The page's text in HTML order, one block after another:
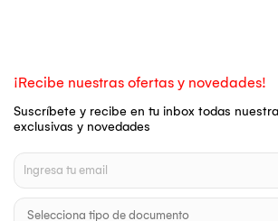
¡Recibe nuestras ofertas y novedades!
Suscríbete y recibe en tu inbox todas
exclusivas y novedades